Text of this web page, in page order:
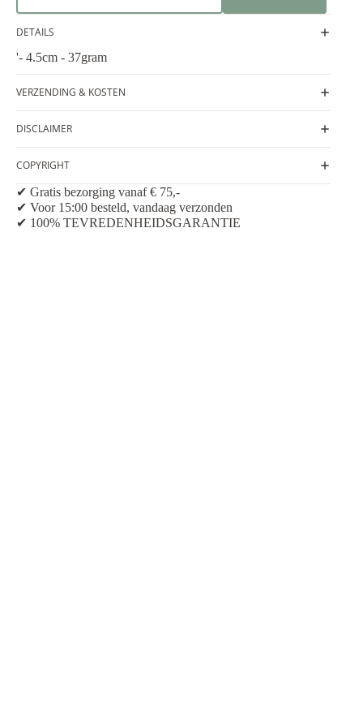
DETAILS
'- 4.5cm - 37gram
VERZENDING & KOSTEN
DISCLAIMER
COPYRIGHT
✔ Gratis bezorging vanaf € 75,-
✔ Voor 15:00 besteld, vandaag verzonden
✔ 100% TEVREDENHEIDSGARANTIE